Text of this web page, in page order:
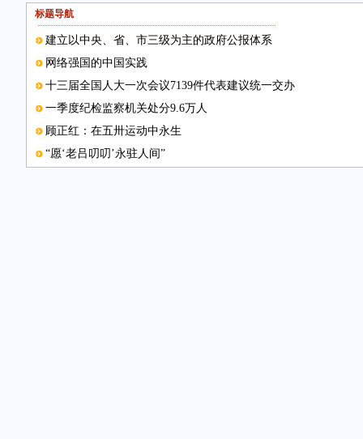
标题导航
建立以中央、省、市三级为主的政府公报体系
网络强国的中国实践
十三届全国人大一次会议7139件代表建议统一交办
一季度纪检监察机关处分9.6万人
顾正红：在五卅运动中永生
“愿‘老吕叨叨’永驻人间”